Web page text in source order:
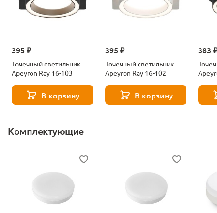
395 ₽
Точечный светильник
Apeyron Ray 16-103
В корзину
395 ₽
Точечный светильник
Apeyron Ray 16-102
В корзину
383
Комплектующие